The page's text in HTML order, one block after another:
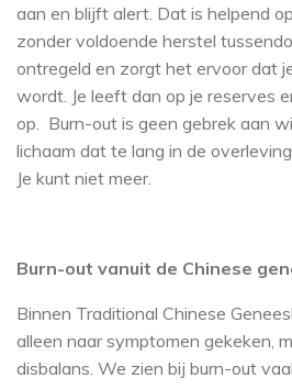
aan en blijft alert. Dat is helpend
zonder voldoende herstel
ontregeld en zorgt het ervoor dat
wordt. Je leeft dan op je reserves
op. Burn-out is geen gebrek aan
lichaam dat te lang in de
Je kunt niet meer.
Burn-out vanuit de Chinese
Binnen Traditional Chinese
alleen naar symptomen gekeken,
disbalans. We zien bij burn-out